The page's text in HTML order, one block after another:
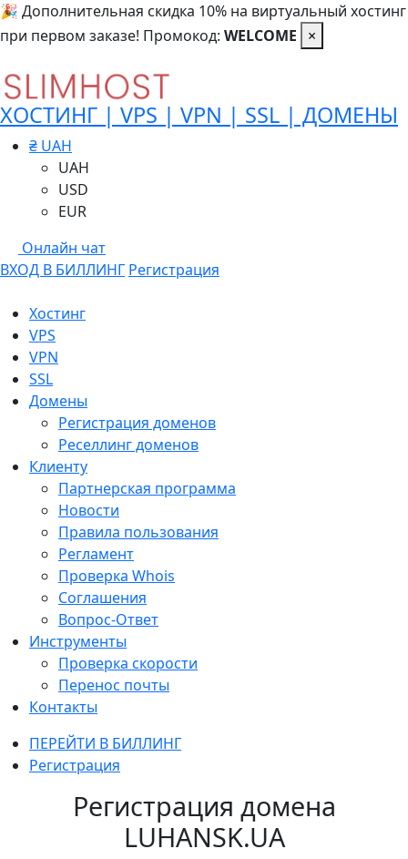
🎉 Дополнительная скидка 10% на виртуальный хостинг
при первом заказе! Промокод: WELCOME ×
ХОСТИНГ | VPS | VPN | SSL | ДОМЕНЫ
₴ UAH
UAH
USD
EUR
Онлайн чат
ВХОД В БИЛЛИНГ Регистрация
Хостинг
VPS
VPN
SSL
Домены
Регистрация доменов
Реселлинг доменов
Клиенту
Партнерская программа
Новости
Правила пользования
Регламент
Проверка Whois
Соглашения
Вопрос-Ответ
Инструменты
Проверка скорости
Перенос почты
Контакты
ПЕРЕЙТИ В БИЛЛИНГ
Регистрация
Регистрация домена
LUHANSK.UA